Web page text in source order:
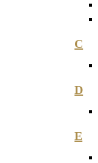
C
D
E